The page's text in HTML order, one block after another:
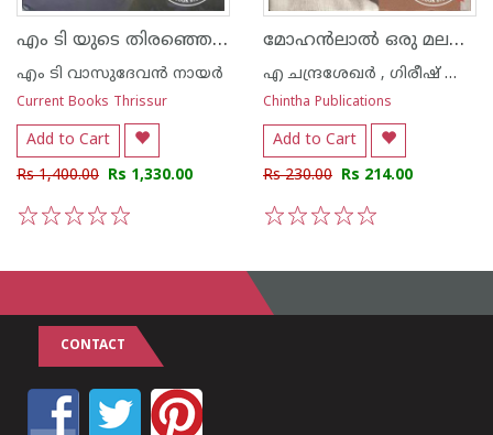
എം ടി യുടെ തിരഞ്ഞെടുത്ത കഥകള്‍
എം ടി വാസുദേവന്‍ നായര്‍
Current Books Thrissur
Add to Cart
Rs 1,400.00 Rs 1,330.00
മോഹ‌ന്‍ലാല്‍ ഒരു മലയാളിയുടെ ജീവിതം
എ ചന്ദ്രശേഖര്‍ , ഗിരീഷ് ബാലകൃഷ്ണന്‍
Chintha Publications
Add to Cart
Rs 230.00 Rs 214.00
CONTACT